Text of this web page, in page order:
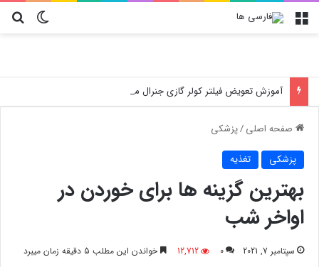
تغییر منو
آموزش تعویض فیلتر کولر گازی جنرال مکس
صفحه اصلی/پزشکی
پزشکی تغذیه
بهترین گزینه ها برای خوردن در
اواخر شب
سپتامبر 7, 2021 0
12,712 خواندن این مطلب 5 دقیقه زمان میبرد